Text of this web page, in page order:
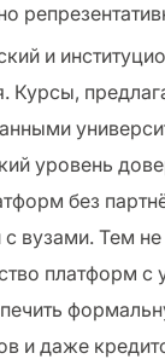
и
Курсы,
уровень
без
вузами. Тем
платформ с
и даже